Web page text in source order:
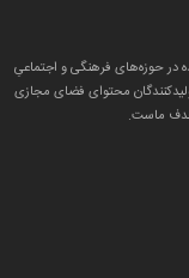
در حوزه‌های فرهنگی و اجتماعیِ
محتوای فضای مجازی
هدف ماست.